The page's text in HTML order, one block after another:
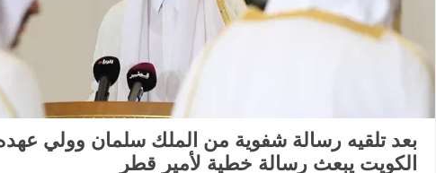
بعد تلقيه رسالة شفوية من الملك سلمان وولي
الكويت يبعث رسالة خطية لأمير قطر